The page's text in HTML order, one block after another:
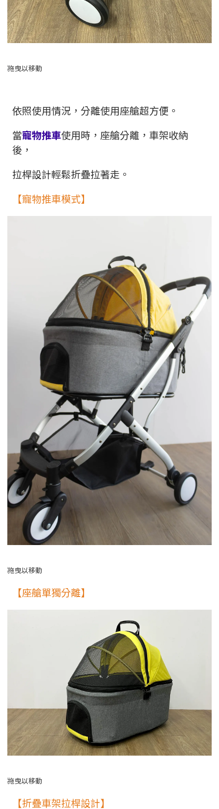
依照使用情況，分離使用座艙超方便。
當寵物推車使用時，座艙分離，車架收納
後，
拉桿設計輕鬆折疊拉著走。
【寵物推車模式】
【座艙單獨分離】
【折疊車架拉桿設計】